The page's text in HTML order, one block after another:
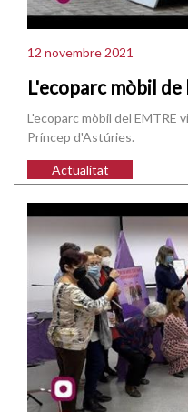
12 novembre 2021
L'ecoparc mòbil
L'ecoparc mòbil del EMTRE
Príncep d'Astúries.
Actualitat